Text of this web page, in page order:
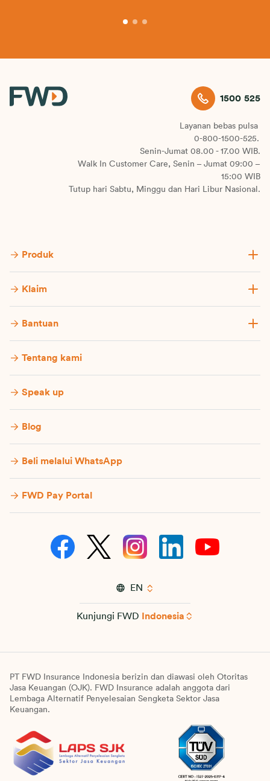
1500 525
Layanan bebas pulsa
0-800-1500-525.
Senin-Jumat 08.00 - 17.00 WIB.
Walk In Customer Care, Senin – Jumat 09:00 –
15:00 WIB
Tutup hari Sabtu, Minggu dan Hari Libur Nasional.
Produk
Klaim
Bantuan
Tentang kami
Speak up
Blog
Beli melalui WhatsApp
FWD Pay Portal
EN
Kunjungi FWD Indonesia
PT FWD Insurance Indonesia berizin dan diawasi oleh Otoritas
Jasa Keuangan (OJK). FWD Insurance adalah anggota dari
Lembaga Alternatif Penyelesaian Sengketa Sektor Jasa
Keuangan.